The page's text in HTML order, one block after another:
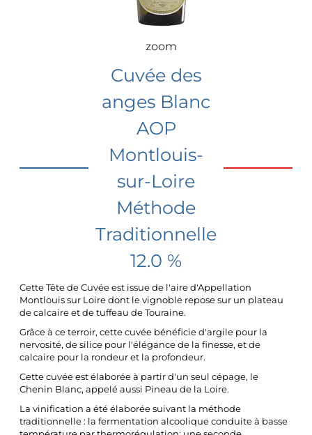
zoom
Cuvée des
anges Blanc
AOP
Montlouis-
sur-Loire
Méthode
Traditionnelle
12.0 %
Cette Tête de Cuvée est issue de l'aire d'Appellation
Montlouis sur Loire dont le vignoble repose sur un plateau
de calcaire et de tuffeau de Touraine.
Grâce à ce terroir, cette cuvée bénéficie d'argile pour la
nervosité, de silice pour l'élégance de la finesse, et de
calcaire pour la rondeur et la profondeur.
Cette cuvée est élaborée à partir d'un seul cépage, le
Chenin Blanc, appelé aussi Pineau de la Loire.
La vinification a été élaborée suivant la méthode
traditionnelle : la fermentation alcoolique conduite à basse